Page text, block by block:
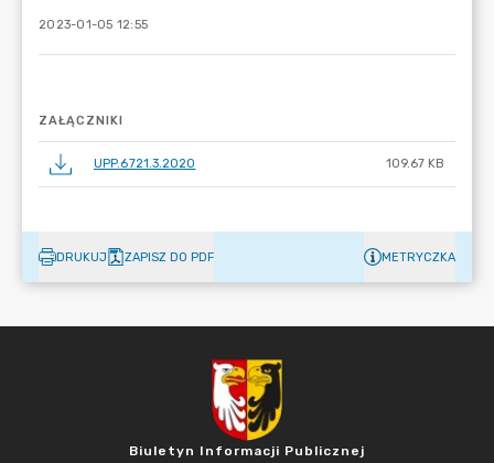
2023-01-05 12:55
ZAŁĄCZNIKI
UPP.6721.3.2020 109.67 KB
DRUKUJ ZAPISZ DO PDF METRYCZKA
Biuletyn Informacji Publicznej